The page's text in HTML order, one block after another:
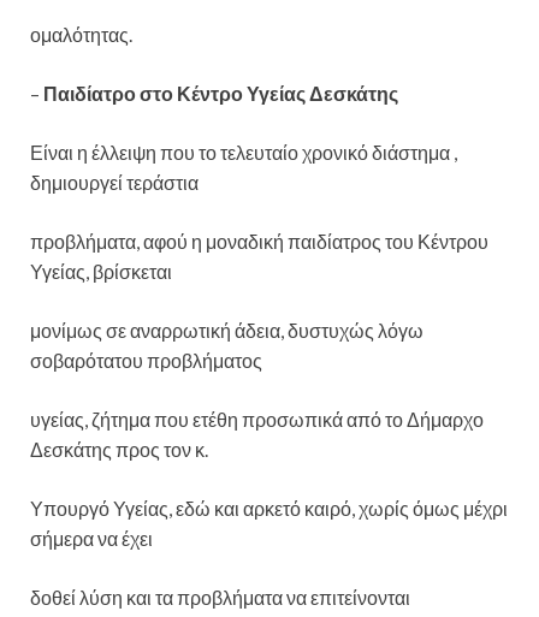
ομαλότητας.
– Παιδίατρο στο Κέντρο Υγείας Δεσκάτης
Είναι η έλλειψη που το τελευταίο χρονικό διάστημα ,
δημιουργεί τεράστια
προβλήματα, αφού η μοναδική παιδίατρος του Κέντρου
Υγείας, βρίσκεται
μονίμως σε αναρρωτική άδεια, δυστυχώς λόγω
σοβαρότατου προβλήματος
υγείας, ζήτημα που ετέθη προσωπικά από το Δήμαρχο
Δεσκάτης προς τον κ.
Υπουργό Υγείας, εδώ και αρκετό καιρό, χωρίς όμως μέχρι
σήμερα να έχει
δοθεί λύση και τα προβλήματα να επιτείνονται